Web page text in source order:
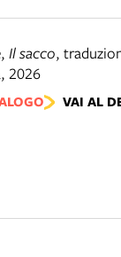
, Il sacco,
, 2026
VAI AL